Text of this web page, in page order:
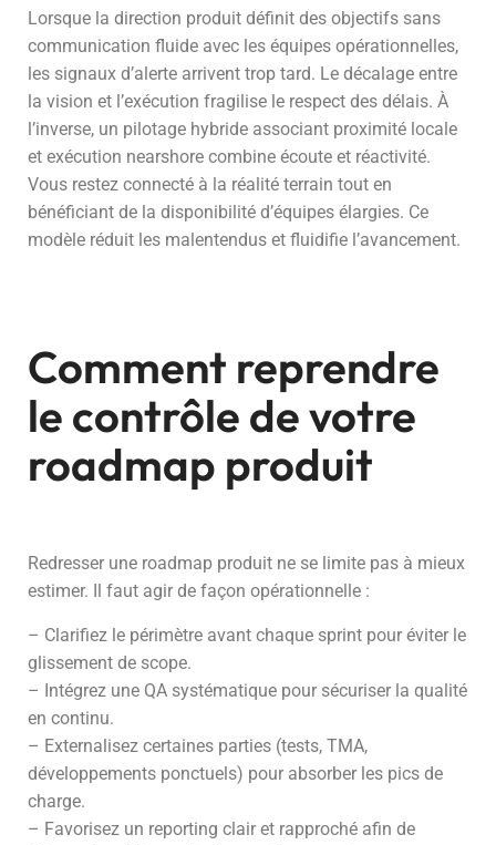
Lorsque la direction produit définit des objectifs sans
communication fluide avec les équipes opérationnelles,
les signaux d’alerte arrivent trop tard. Le décalage entre
la vision et l’exécution fragilise le respect des délais. À
l’inverse, un pilotage hybride associant proximité locale
et exécution nearshore combine écoute et réactivité.
Vous restez connecté à la réalité terrain tout en
bénéficiant de la disponibilité d’équipes élargies. Ce
modèle réduit les malentendus et fluidifie l’avancement.
Comment reprendre
le contrôle de votre
roadmap produit
Redresser une roadmap produit ne se limite pas à mieux
estimer. Il faut agir de façon opérationnelle :
– Clarifiez le périmètre avant chaque sprint pour éviter le
glissement de scope.
– Intégrez une QA systématique pour sécuriser la qualité
en continu.
– Externalisez certaines parties (tests, TMA,
développements ponctuels) pour absorber les pics de
charge.
– Favorisez un reporting clair et rapproché afin de